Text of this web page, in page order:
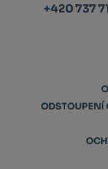
+420 737
ODSTOUPENÍ